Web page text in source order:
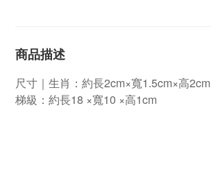
商品描述
尺寸｜生肖：約長2cm×寬1.5cm×高2cm
梯級：約長18 ×寬10 ×高1cm